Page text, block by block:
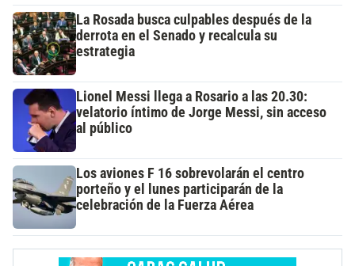
La Rosada busca culpables después de la
derrota en el Senado y recalcula su
estrategia
Lionel Messi llega a Rosario a las 20.30:
velatorio íntimo de Jorge Messi, sin acceso
al público
Los aviones F 16 sobrevolarán el centro
porteño y el lunes participarán de la
celebración de la Fuerza Aérea